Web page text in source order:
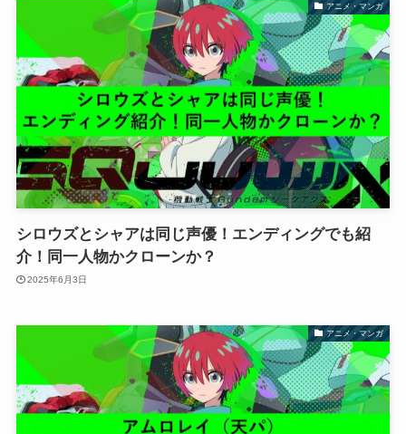
アニメ・マンガ
シロウズとシャアは同じ声優！エンディングでも紹
介！同一人物かクローンか？
2025年6月3日
アニメ・マンガ